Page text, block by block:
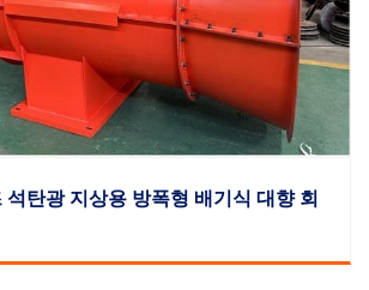
탄광 지상용 방폭형 배기식 대향 회